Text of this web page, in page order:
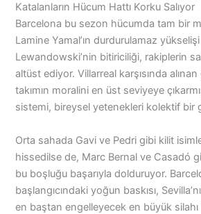
Katalanların Hücum Hattı Korku Salıyor
Barcelona bu sezon hücumda tam bir
Lamine Yamal’ın durdurulamaz
Lewandowski’nin bitiriciliği, rakiplerin
altüst ediyor. Villarreal karşısında
takımın moralini en üst seviyeye
sistemi, bireysel yetenekleri kolektif bir
Orta sahada Gavi ve Pedri gibi kilit
hissedilse de, Marc Bernal ve Casadó
bu boşluğu başarıyla dolduruyor.
başlangıcındaki yoğun baskısı,
en baştan engelleyecek en büyük silahı